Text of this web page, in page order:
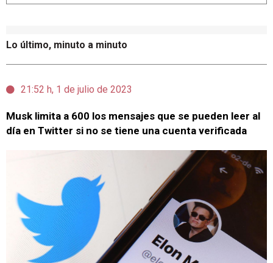
Lo último, minuto a minuto
21:52 h, 1 de julio de 2023
Musk limita a 600 los mensajes que se pueden leer al
día en Twitter si no se tiene una cuenta verificada